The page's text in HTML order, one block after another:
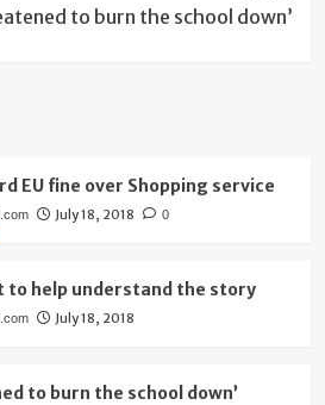
to burn the school down’
EU fine over Shopping service
July 18, 2018 0
to help understand the story
July 18, 2018
to burn the school down’